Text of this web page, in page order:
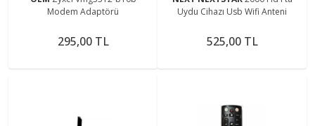
Modem Adaptörü
295,00 TL
Uydu Cihazı Usb Wifi Anteni
525,00 TL